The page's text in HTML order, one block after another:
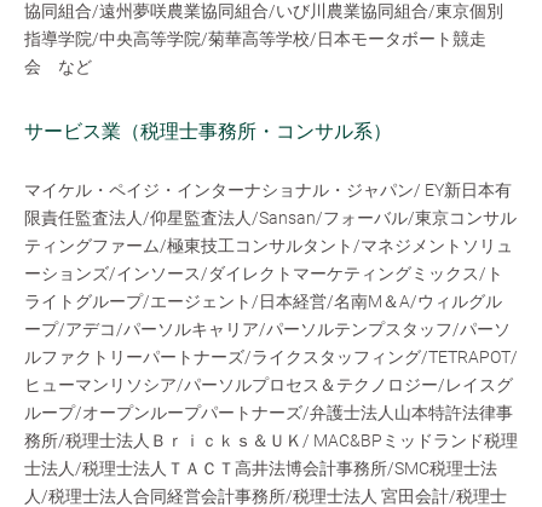
協同組合/遠州夢咲農業協同組合/いび川農業協同組合/東京個別
指導学院/中央高等学院/菊華高等学校/日本モータボート競走
会 など
サービス業（税理士事務所・コンサル系）
マイケル・ペイジ・インターナショナル・ジャパン/ EY新日本有
限責任監査法人/仰星監査法人/Sansan/フォーバル/東京コンサル
ティングファーム/極東技工コンサルタント/マネジメントソリュ
ーションズ/インソース/ダイレクトマーケティングミックス/ト
ライトグループ/エージェント/日本経営/名南M＆A/ウィルグル
ープ/アデコ/パーソルキャリア/パーソルテンプスタッフ/パーソ
ルファクトリーパートナーズ/ライクスタッフィング/TETRAPOT/
ヒューマンリソシア/パーソルプロセス＆テクノロジー/レイスグ
ループ/オープンループパートナーズ/弁護士法人山本特許法律事
務所/税理士法人Ｂｒｉｃｋｓ＆ＵＫ/ MAC&BPミッドランド税理
士法人/税理士法人ＴＡＣＴ高井法博会計事務所/SMC税理士法
人/税理士法人合同経営会計事務所/税理士法人 宮田会計/税理士